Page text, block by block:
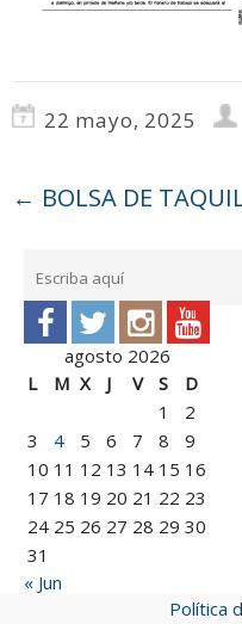
22 mayo, 2025
← BOLSA DE
agosto 2026
L
M X J V S
D
1
2
3
4 5 6 7 8
9
10 11 12 13 14 15 16
17 18 19 20 21 22 23
24 25 26 27 28 29 30
31
« Jun
Política